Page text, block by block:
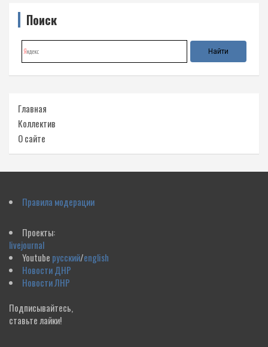
Поиск
Главная
Коллектив
О сайте
Правила модерации
Проекты:
livejournal
Youtube русский/english
Новости ДНР
Новости ЛНР
Подписывайтесь,
ставьте лайки!